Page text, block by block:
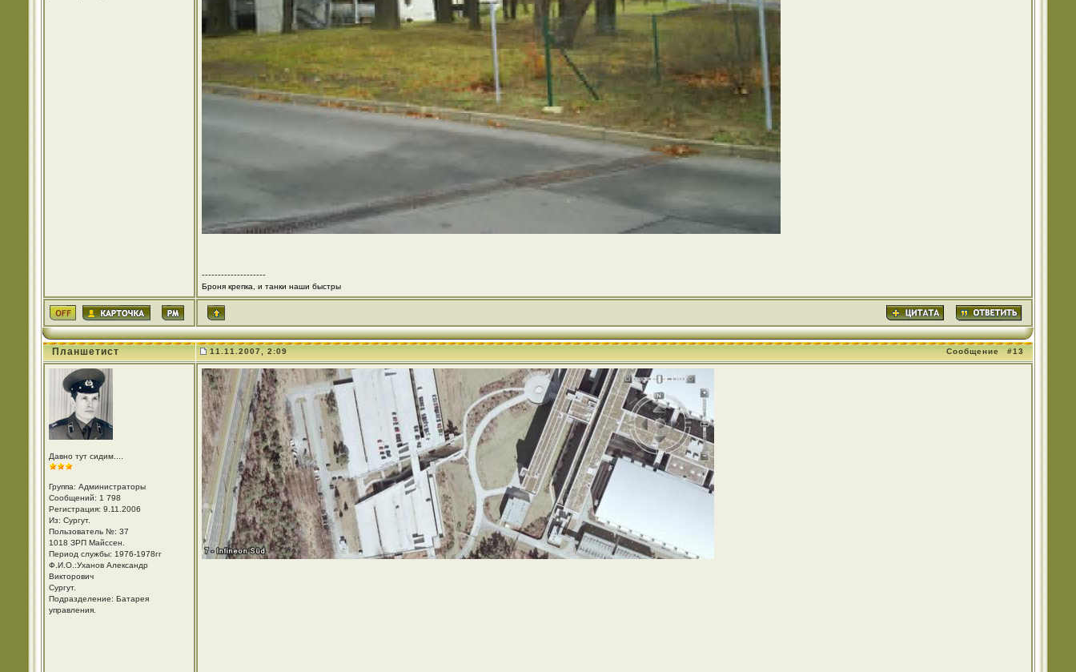
--------------------
Броня крепка, и танки наши быстры
Планшетист 11.11.2007, 2:09 Сообщение #13
Давно тут сидим....
Группа: Администраторы
Сообщений: 1 798
Регистрация: 9.11.2006
Из: Cургут.
Пользователь №: 37
1018 ЗРП Майссен.
Период службы: 1976-1978гг
Ф.И.О.:Уханов Александр
Викторович
Cургут.
Подразделение: Батарея
управления.